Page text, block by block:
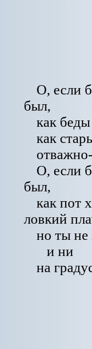
О, если
был,
как
как
О, если
был,
как пот
ловкий
но ты не
и ни
на